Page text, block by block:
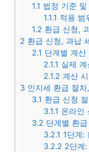
1.1 법정 기준 및
1.1.1 적용 범
1.2 환급 신청,
2 환급 신청, 과납
2.1 단계별 계산
2.1.1 실제 계
2.1.2 계산
3 인지세 환급 절
3.1 환급 신청
3.1.1 온라인
3.2 단계별 환
3.2.1 1단계:
3.2.2 2단계